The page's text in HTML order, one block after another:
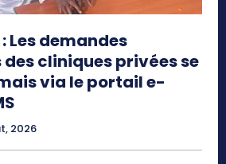
Les demandes
cliniques privées se
via le portail e-
2026